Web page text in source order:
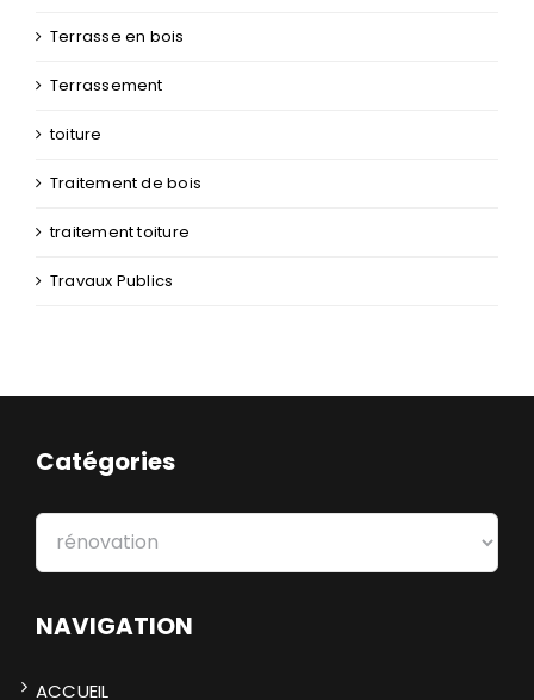
Terrasse en bois
Terrassement
toiture
Traitement de bois
traitement toiture
Travaux Publics
Catégories
Catégories
NAVIGATION
ACCUEIL